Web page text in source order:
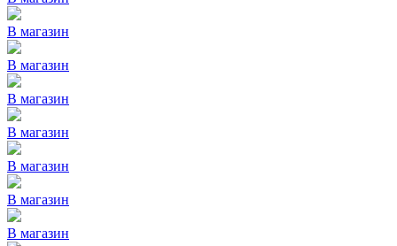
В магазин
В магазин
В магазин
В магазин
В магазин
В магазин
В магазин